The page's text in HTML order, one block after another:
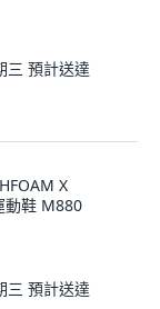
三 預計送達
X
動鞋 M880
三 預計送達